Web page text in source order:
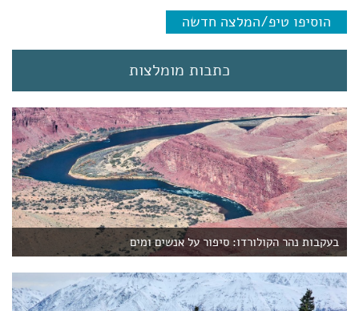
r
e
n
הוסיפו טיפ/המלצה חדשה
כתבות מומלצות
בעקבות נהר הקולורדו: סיפור על אנשים ומים